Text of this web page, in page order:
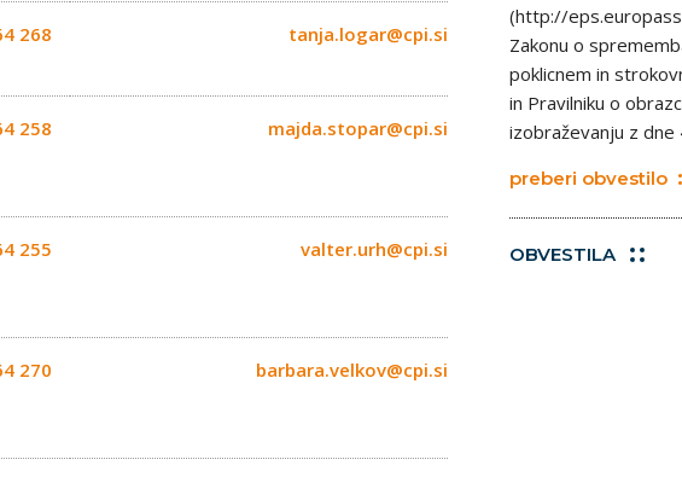
268 tanja.logar@cpi.si
258 majda.stopar@cpi.si
255 valter.urh@cpi.si
270 barbara.velkov@cpi.si
(http://
Zakonu o
poklicnem in
in Pravilniku o
izobraževanju z dne
preberi obvestilo
OBVESTILA